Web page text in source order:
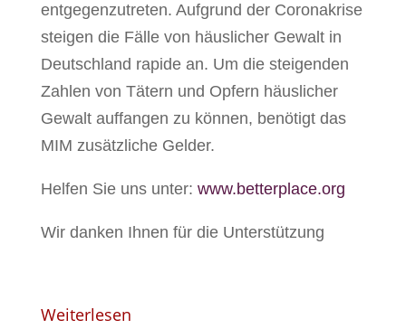
entgegenzutreten. Aufgrund der Coronakrise
steigen die Fälle von häuslicher Gewalt in
Deutschland rapide an. Um die steigenden
Zahlen von Tätern und Opfern häuslicher
Gewalt auffangen zu können, benötigt das
MIM zusätzliche Gelder.
Helfen Sie uns unter: www.betterplace.org
Wir danken Ihnen für die Unterstützung
Weiterlesen